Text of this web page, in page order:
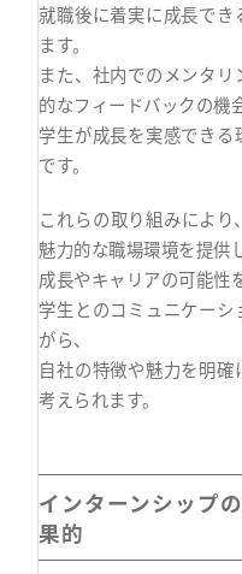
就職後に着実に成長でき
ます。
また、社内でのメンタ
的なフィードバックの機
学生が成長を実感でき
です。
これらの取り組みによ
魅力的な職場環境を提供し
成長やキャリアの可能性
学生とのコミュニケー
がら、
自社の特徴や魅力を明
考えられます。
インターンシップ
果的